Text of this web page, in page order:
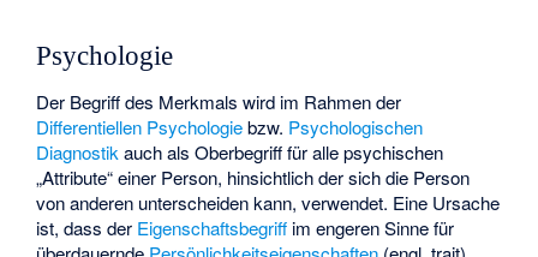
Psychologie
Der Begriff des Merkmals wird im Rahmen der
Differentiellen Psychologiebzw. Psychologischen
Diagnostikauch als Oberbegriff für alle psychischen
„Attribute“ einer Person, hinsichtlich der sich die Person
von anderen unterscheiden kann, verwendet. Eine Ursache
ist, dass der Eigenschaftsbegriff im engeren Sinne für